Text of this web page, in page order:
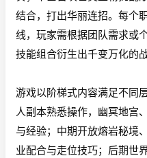
结合，打出华丽连招。每个
线，玩家需根据团队需求或
技能组合衍生出千变万化的战
游戏以阶梯式内容满足不同
人副本熟悉操作，幽冥地宫
与经验；中期开放熔岩秘境
业配合与走位技巧；后期世